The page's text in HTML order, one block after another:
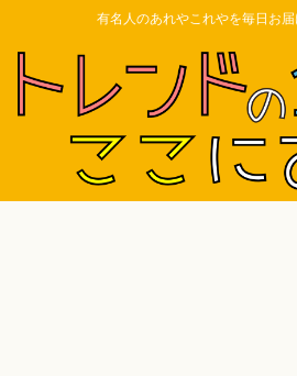
有名人のあれやこれやを毎日お